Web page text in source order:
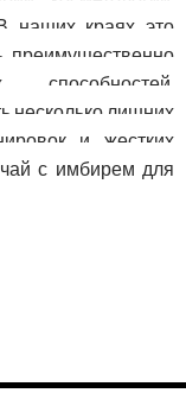
наших краях это
преимущественно
несколько лишних
и жестких
с имбирем для